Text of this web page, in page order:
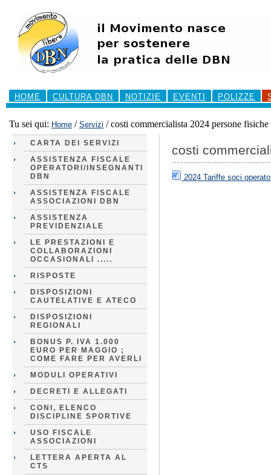
contenuti.
navigazione
Sezioni
HOME
CULTURA DBN NOTIZIE EVENTI POLIZZE
Tu sei qui: Home / Servizi /costi commercialista 2024 persone fisiche
CARTA DEI SERVIZI
ASSISTENZA FISCALE
OPERATORI/INSEGNANTI
DBN
ASSISTENZA FISCALE
ASSOCIAZIONI DBN
ASSISTENZA
PREVIDENZIALE
LE PRESTAZIONI E
COLLABORAZIONI
OCCASIONALI .....
RISPOSTE
DISPOSIZIONI
CAUTELATIVE E ATECO
DISPOSIZIONI
REGIONALI
BONUS P. IVA 1.000
EURO PER MAGGIO ;
COME FARE PER AVERLI
MODULI OPERATIVI
DECRETI E ALLEGATI
CONI, ELENCO
DISCIPLINE SPORTIVE
USO FISCALE
ASSOCIAZIONI
LETTERA APERTA AL
CTS
costi
2024 Tariffe soci